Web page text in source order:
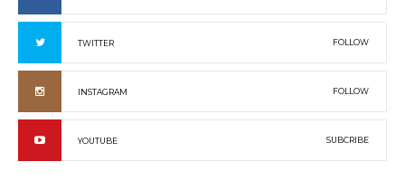
TWITTER FOLLOW
INSTAGRAM FOLLOW
YOUTUBE SUBCRIBE